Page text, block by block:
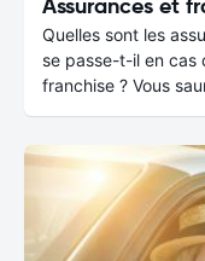
Assurances et
Quelles sont les
se passe-t-il en cas
franchise ? Vous